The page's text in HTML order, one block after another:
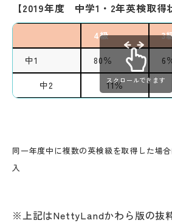
【2019年度 中学1・2年英検取得
4級 3
中1 80％ 6
中2 11％
スクロールできます
同一年度中に複数の英検級を取得した場
入
※上記はNettyLandかわら版の抜